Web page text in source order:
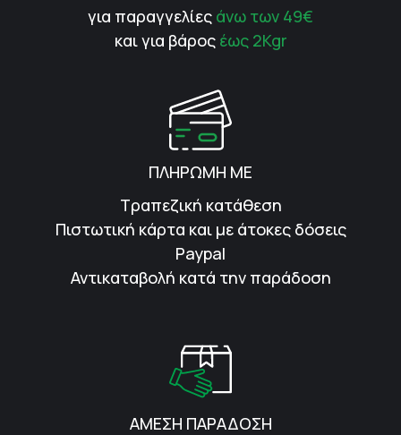
για παραγγελίες άνω των 49€
και για βάρος έως 2Kgr
ΠΛΗΡΩΜΗ ΜΕ
Τραπεζική κατάθεση
Πιστωτική κάρτα και με άτοκες δόσεις
Paypal
Αντικαταβολή κατά την παράδοση
ΑΜΕΣΗ ΠΑΡΑΔΟΣΗ